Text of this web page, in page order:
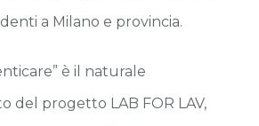
a Milano e provincia.
è il naturale
del progetto LAB FOR LAV,